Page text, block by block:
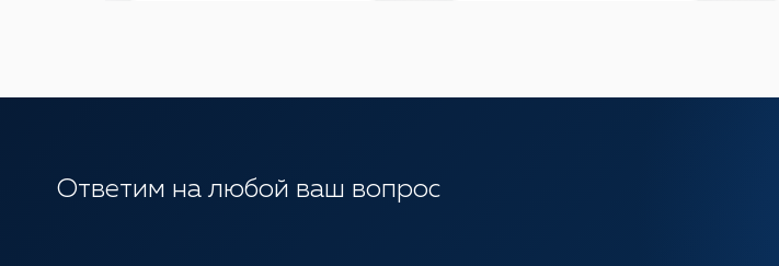
Ответим на любой ваш вопрос